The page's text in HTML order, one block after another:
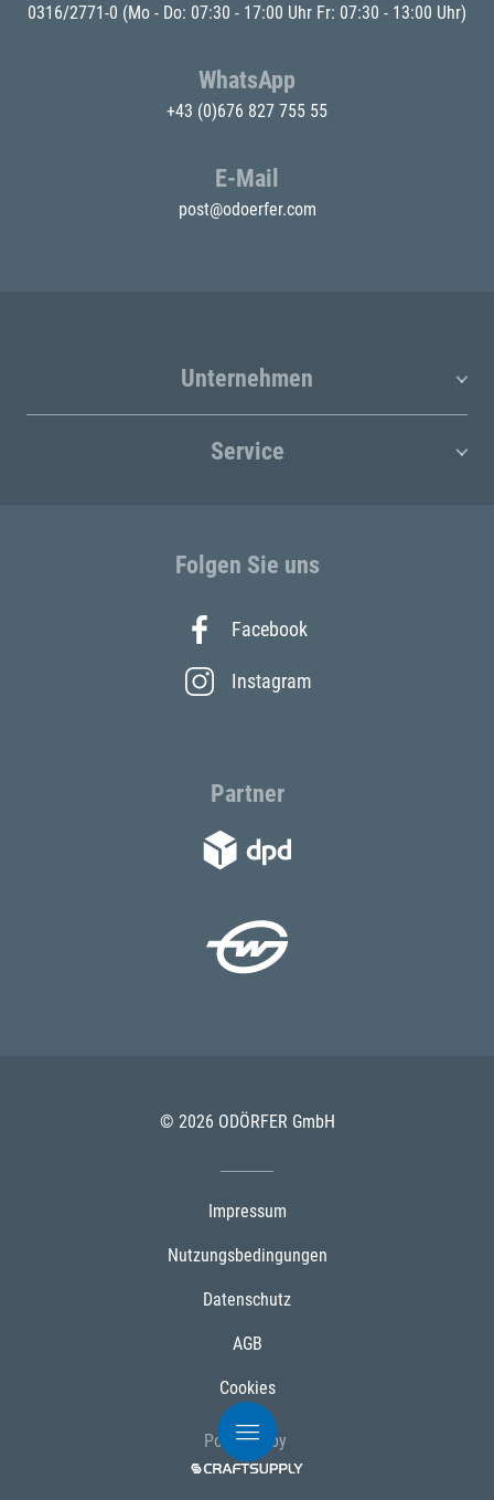
0316/2771-0 (Mo - Do: 07:30 - 17:00 Uhr Fr: 07:30 - 13:00 Uhr)
WhatsApp
+43 (0)676 827 755 55
E-Mail
post@odoerfer.com
Unternehmen
Service
Folgen Sie uns
Facebook
Instagram
Partner
© 2026 ODÖRFER GmbH
Impressum
Nutzungsbedingungen
Datenschutz
AGB
Cookies
Powered by